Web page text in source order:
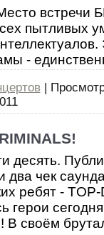
встречи
пытливых
-
|
десять.
два чек
ребят -
герои
В своём